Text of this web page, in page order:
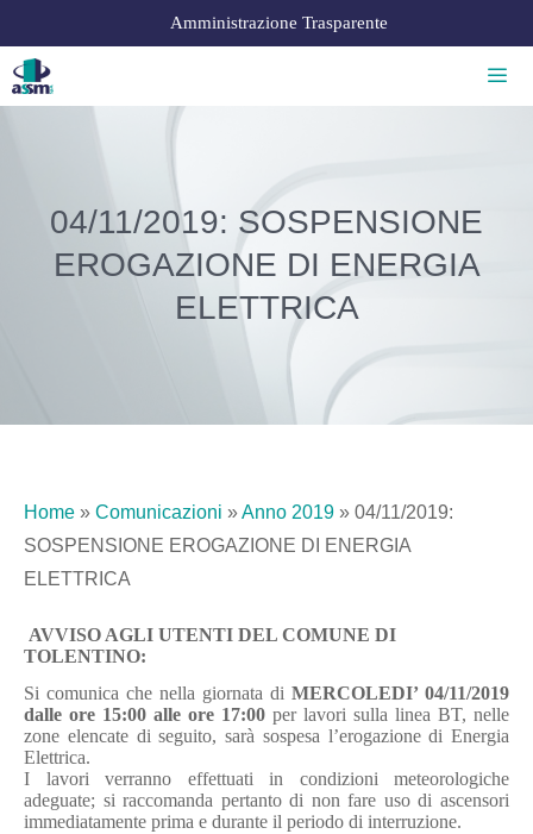
Amministrazione Trasparente
04/11/2019: SOSPENSIONE
EROGAZIONE DI ENERGIA
ELETTRICA
Home » Comunicazioni »Anno 2019 » 04/11/2019:
SOSPENSIONE EROGAZIONE DI ENERGIA
ELETTRICA
AVVISO AGLI UTENTI DEL COMUNE DI
TOLENTINO:
Si comunica che nella giornata di MERCOLEDI’ 04/11/2019
dalle ore 15:00 alle ore 17:00 per lavori sulla linea BT, nelle
zone elencate di seguito, sarà sospesa l’erogazione di Energia
Elettrica.
I lavori verranno effettuati in condizioni meteorologiche
adeguate; si raccomanda pertanto di non fare uso di ascensori
immediatamente prima e durante il periodo di interruzione.